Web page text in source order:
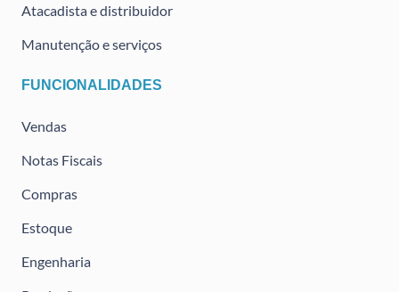
Atacadista e distribuidor
Manutenção e serviços
FUNCIONALIDADES
Vendas
Notas Fiscais
Compras
Estoque
Engenharia